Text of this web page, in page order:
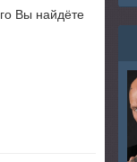
Вы найдёте